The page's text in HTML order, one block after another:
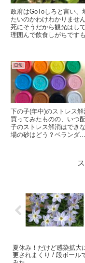
政府はGoToしろと言い
たいのかわけわかりませ
死にそうだから観光はし
理囲んで飲食しがちです
日常
下の子(年中)のストレス
買ってみたものの、いつ
子のストレス解消はでき
場の砂はどう？ベランダ...
夏休み！だけど感染拡大
更されまくり / 段ボール